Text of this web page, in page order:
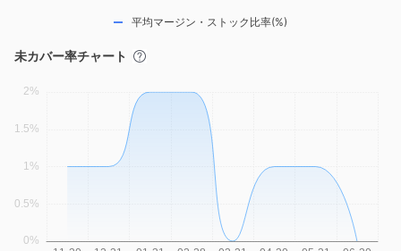
平均マージン・ストック比率(%)
未カバー率チャート